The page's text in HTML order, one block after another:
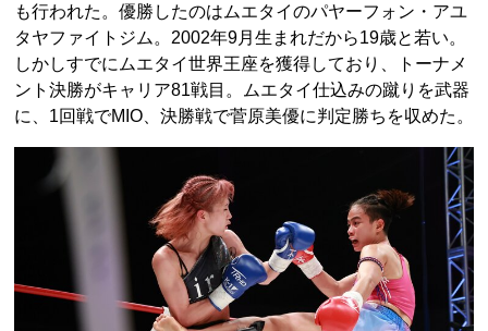
も行われた。優勝したのはムエタイのパヤーフォン・アユ
タヤファイトジム。2002年9月生まれだから19歳と若い。
しかしすでにムエタイ世界王座を獲得しており、トーナメ
ント決勝がキャリア81戦目。ムエタイ仕込みの蹴りを武器
に、1回戦でMIO、決勝戦で菅原美優に判定勝ちを収めた。